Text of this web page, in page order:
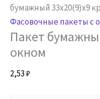
бумажный 33х20(9)х9
Фасовочные пакеты с
Пакет
окном
2,53₽